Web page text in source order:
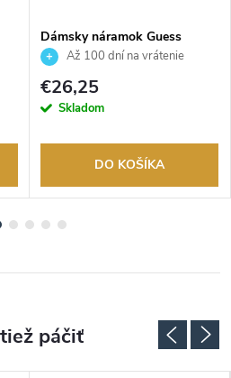
Dámsky náramok Guess
JUBB06234JWRHS
Až 100 dní na vrátenie
tovaru. Autorizovaný predajca.
€26,25
Skladom
DO KOŠÍKA